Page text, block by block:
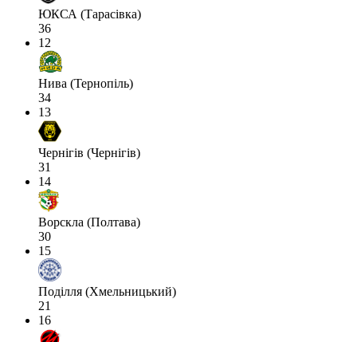
ЮКСА (Тарасівка)
36
12
Нива (Тернопіль)
34
13
Чернігів (Чернігів)
31
14
Ворскла (Полтава)
30
15
Поділля (Хмельницький)
21
16